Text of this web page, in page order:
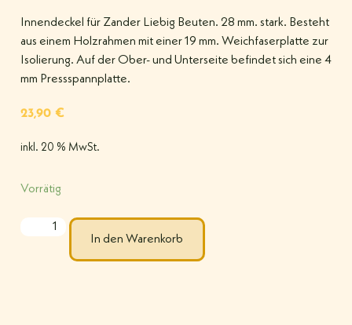
Innendeckel für Zander Liebig Beuten. 28 mm. stark. Besteht
aus einem Holzrahmen mit einer 19 mm. Weichfaserplatte zur
Isolierung. Auf der Ober- und Unterseite befindet sich eine 4
mm Pressspannplatte.
23,90 €
inkl. 20 % MwSt.
Vorrätig
In den Warenkorb